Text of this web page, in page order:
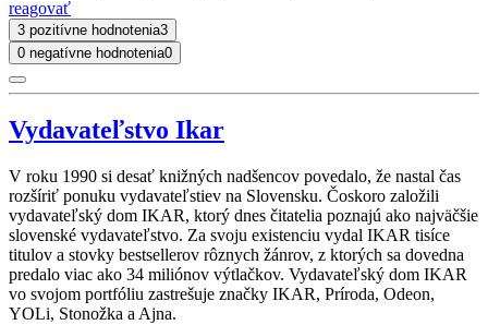
reagovať
3 pozitívne hodnotenia3
0 negatívne hodnotenia0
Vydavateľstvo Ikar
V roku 1990 si desať knižných nadšencov povedalo, že nastal čas
rozšíriť ponuku vydavateľstiev na Slovensku. Čoskoro založili
vydavateľský dom IKAR, ktorý dnes čitatelia poznajú ako najväčšie
slovenské vydavateľstvo. Za svoju existenciu vydal IKAR tisíce
titulov a stovky bestsellerov rôznych žánrov, z ktorých sa dovedna
predalo viac ako 34 miliónov výtlačkov. Vydavateľský dom IKAR
vo svojom portfóliu zastrešuje značky IKAR, Príroda, Odeon,
YOLi, Stonožka a Ajna.